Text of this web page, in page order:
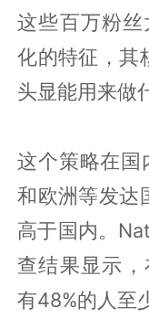
这些百万粉
化的特征，其
头显能用来做
这个策略在国
和欧洲等发达
高于国内。
查结果显示，
有48%的人至